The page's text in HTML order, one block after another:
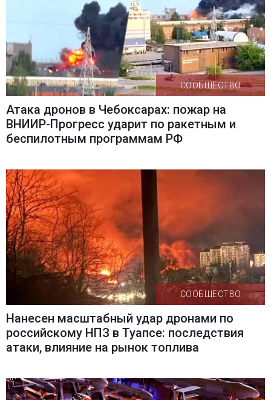
СООБЩЕСТВО
Атака дронов в Чебоксарах: пожар на
ВНИИР-Прогресс ударит по ракетным и
беспилотным программам РФ
СООБЩЕСТВО
Нанесен масштабный удар дронами по
российскому НПЗ в Туапсе: последствия
атаки, влияние на рынок топлива